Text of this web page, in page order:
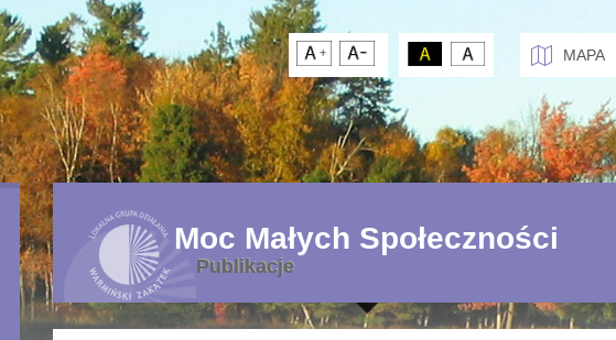
MAPA
Moc Małych Społeczności
Publikacje